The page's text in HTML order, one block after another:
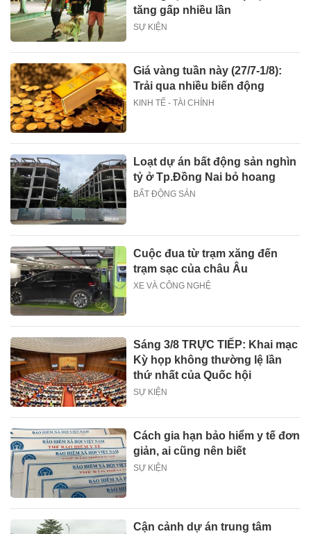
tăng gấp nhiều lần
SỰ KIỆN
Giá vàng tuần này (27/7-1/8):
Trải qua nhiều biến động
KINH TẾ - TÀI CHÍNH
Loạt dự án bất động sản nghìn
tỷ ở Tp.Đồng Nai bỏ hoang
BẤT ĐỘNG SẢN
Cuộc đua từ trạm xăng đến
trạm sạc của châu Âu
XE VÀ CÔNG NGHỆ
Sáng 3/8 TRỰC TIẾP: Khai mạc
Kỳ họp không thường lệ lần
thứ nhất của Quốc hội
SỰ KIỆN
Cách gia hạn bảo hiểm y tế đơn
giản, ai cũng nên biết
SỰ KIỆN
Cận cảnh dự án trung tâm